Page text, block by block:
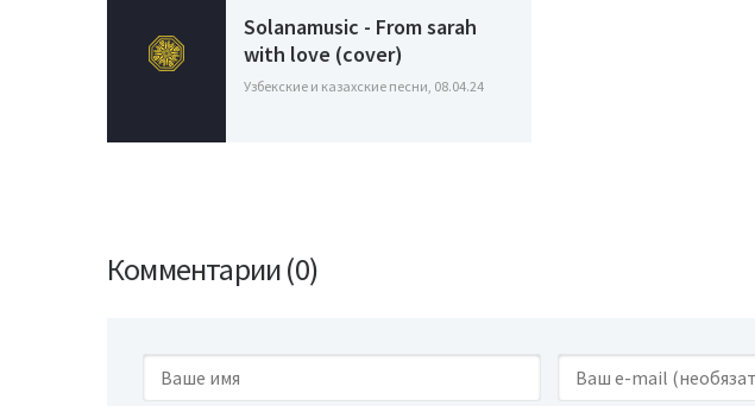
Solanamusic - From sarah
with love (cover)
Узбекские и казахские песни, 08.04.24
Комментарии (0)